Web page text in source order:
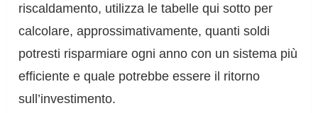
riscaldamento, utilizza le tabelle qui sotto per
calcolare, approssimativamente, quanti soldi
potresti risparmiare ogni anno con un sistema più
efficiente e quale potrebbe essere il ritorno
sull’investimento.